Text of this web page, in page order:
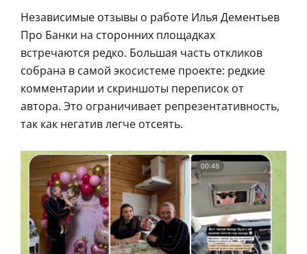
Независимые отзывы о работе Илья Дементьев
Про Банки на сторонних площадках
встречаются редко. Большая часть откликов
собрана в самой экосистеме проекте: редкие
комментарии и скриншоты переписок от
автора. Это ограничивает репрезентативность,
так как негатив легче отсеять.